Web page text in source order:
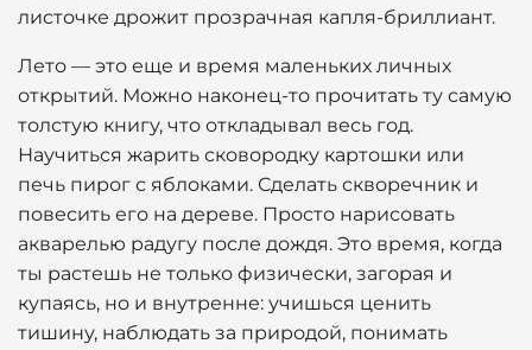
листочке дрожит прозрачная капля-бриллиант.
Лето — это еще и время маленьких личных
открытий. Можно наконец-то прочитать ту самую
толстую книгу, что откладывал весь год.
Научиться жарить сковородку картошки или
печь пирог с яблоками. Сделать скворечник и
повесить его на дереве. Просто нарисовать
акварелью радугу после дождя. Это время, когда
ты растешь не только физически, загорая и
купаясь, но и внутренне: учишься ценить
тишину, наблюдать за природой, понимать